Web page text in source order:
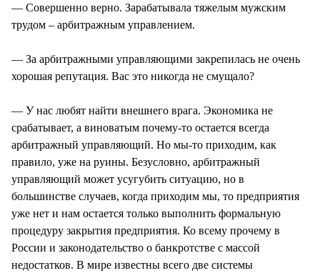
— Совершенно верно. Зарабатывала тяжелым мужским
трудом – арбитражным управлением.
— За арбитражными управляющими закрепилась не очень
хорошая репутация. Вас это никогда не смущало?
— У нас любят найти внешнего врага. Экономика не
срабатывает, а виноватым почему-то остается всегда
арбитражный управляющий. Но мы-то приходим, как
правило, уже на руины. Безусловно, арбитражный
управляющий может усугубить ситуацию, но в
большинстве случаев, когда приходим мы, то предприятия
уже нет и нам остается только выполнить формальную
процедуру закрытия предприятия. Ко всему прочему в
России и законодательство о банкротстве с массой
недостатков. В мире известны всего две системы